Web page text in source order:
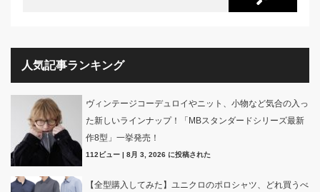
人気記事ランキング
ヴィンテージコーデュロイやニット、小物など気合の入っ
た新しいラインナップ！「MBスタンダードシリーズ最新
作8型」一挙発売！
112ビュー | 8月 3, 2026 に投稿された
【全型購入してみた】ユニクロのポロシャツ、どれ買うべ